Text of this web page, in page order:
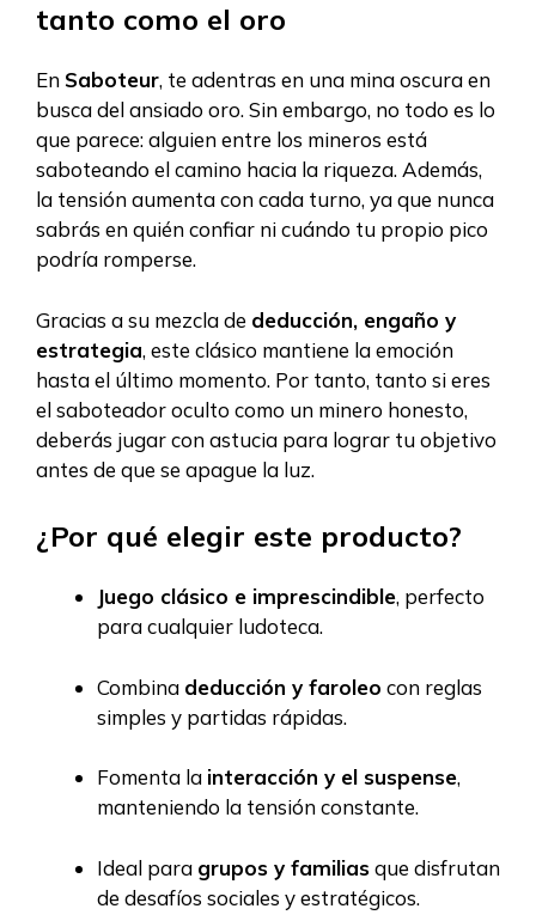
tanto como el oro
En Saboteur, te adentras en una mina oscura en
busca del ansiado oro. Sin embargo, no todo es lo
que parece: alguien entre los mineros está
saboteando el camino hacia la riqueza. Además,
la tensión aumenta con cada turno, ya que nunca
sabrás en quién confiar ni cuándo tu propio pico
podría romperse.
Gracias a su mezcla de deducción, engaño y
estrategia, este clásico mantiene la emoción
hasta el último momento. Por tanto, tanto si eres
el saboteador oculto como un minero honesto,
deberás jugar con astucia para lograr tu objetivo
antes de que se apague la luz.
¿Por qué elegir este producto?
Juego clásico e imprescindible, perfecto
para cualquier ludoteca.
Combina deducción y faroleo con reglas
simples y partidas rápidas.
Fomenta la interacción y el suspense,
manteniendo la tensión constante.
Ideal para grupos y familiasque disfrutan
de desafíos sociales y estratégicos.